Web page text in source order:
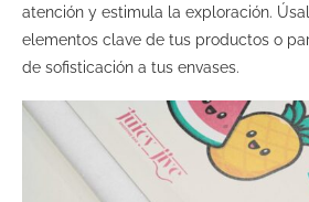
atención y estimula la exploración.
elementos clave de tus productos o
de sofisticación a tus envases.